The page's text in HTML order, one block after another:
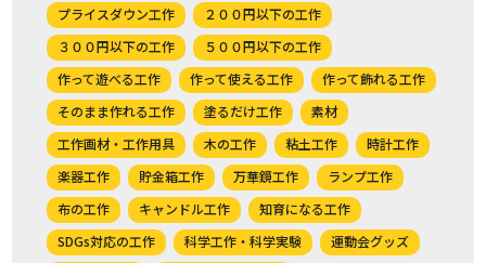
プライスダウン工作
２００円以下の工作
３００円以下の工作
５００円以下の工作
作って遊べる工作
作って使える工作
作って飾れる工作
そのまま作れる工作
塗るだけ工作
素材
工作画材・工作用具
木の工作 粘土工作
時計工作
楽器工作
貯金箱工作 万華鏡工作
ランプ工作
布の工作
キャンドル工作
知育になる工作
SDGs対応の工作
科学工作・科学実験
運動会グッズ